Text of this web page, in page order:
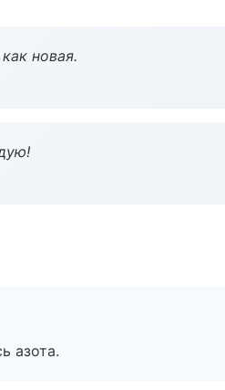
новая.
азота.